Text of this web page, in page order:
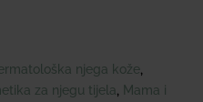
njega kože
za njegu tijela Mama i